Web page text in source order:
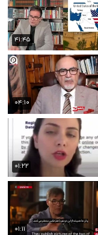
۴۱:۴۵
۰۴:۱۰
۰۱:۲۲
۰۱:۱۱